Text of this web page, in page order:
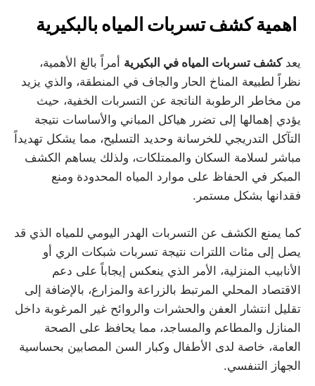
اهمية كشف تسربات المياه بالبكيرية
يعدكشف تسربات المياه في البكيرية أمراً بالغ الأهمية،
نظراً لطبيعة المناخ الحار والجاف في المنطقة، والذي يزيد
من مخاطر الرطوبة الناتجة عن التسربات الخفية، حيث
يؤدي إهمالها إلى تضرر هياكل المباني والأساسات نتيجة
التآكل التدريجي للخرسانة وحديد التسليح، مما يشكل تهديداً
مباشر لسلامة السكان والممتلكات، ولذلك يساهم الكشف
المبكر في الحفاظ على موارد المياه المحدودة ومنع
فقدانها بشكل مستمر.
كما يمنع الكشف عن التسربات الهدر اليومي للمياه الذي قد
يصل إلى مئات اللترات نتيجة تسربات شبكات الري أو
الأنابيب المنزلية، الأمر الذي ينعكس إيجاباً على دعم
الاقتصاد المحلي المرتبط بالزراعة والمزارع، بالإضافة إلى
تقليل انتشار العفن والحشرات والروائح غير المرغوبة داخل
المنازل والمطاعم والمساجد، مما يحافظ على الصحة
العامة، خاصة لدى الأطفال وكبار السن المصابين بحساسية
الجهاز التنفسي.